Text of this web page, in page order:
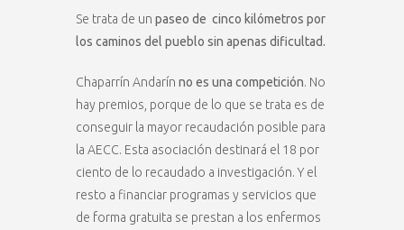
Se trata de un paseo de cinco kilómetros por
los caminos del pueblo sin apenas dificultad.
Chaparrín Andarín no es una competición. No
hay premios, porque de lo que se trata es de
conseguir la mayor recaudación posible para
la AECC. Esta asociación destinará el 18 por
ciento de lo recaudado a investigación. Y el
resto a financiar programas y servicios que
de forma gratuita se prestan a los enfermos